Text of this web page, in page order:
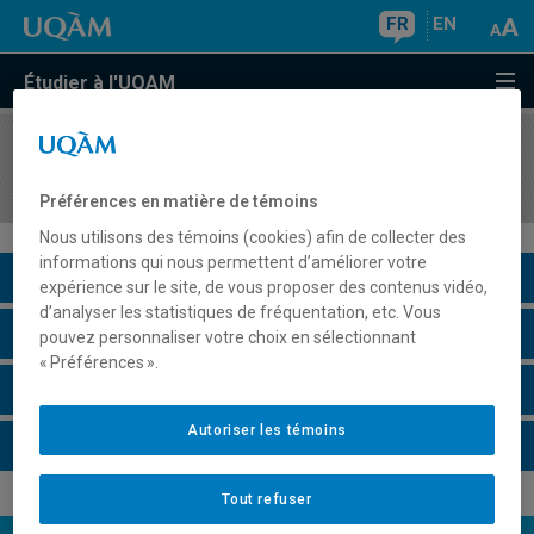
FR EN
Étudier à l'UQAM
COURS//
Description du cours
Horaire - Été 2026
Préférences en matière de témoins
Nous utilisons des témoins (cookies) afin de collecter des
informations qui nous permettent d’améliorer votre
expérience sur le site, de vous proposer des contenus vidéo,
d’analyser les statistiques de fréquentation, etc. Vous
pouvez personnaliser votre choix en sélectionnant
« Préférences ».
Tout refuser
Autoriser les témoins